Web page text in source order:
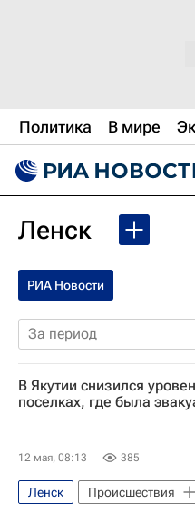
Политика В мире
Ленск
РИА Новости
За период
В Якутии снизился
поселках, где была
12 мая, 08:13 385
Ленск
Происшествия